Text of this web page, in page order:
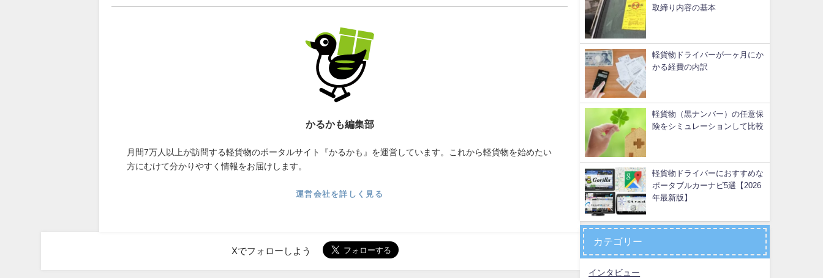
かるかも編集部
月間7万人以上が訪問する軽貨物のポータルサイト『かるかも』を運営しています。これから軽貨物を始めたい
方にむけて分かりやすく情報をお届けします。
運営会社を詳しく見る
Xでフォローしよう
取締り内容の基本
軽貨物ドライバーが一ヶ月にか
かる経費の内訳
軽貨物（黒ナンバー）の任意保
険をシミュレーションして比較
軽貨物ドライバーにおすすめな
ポータブルカーナビ5選【2026
年最新版】
カテゴリー
インタビュー